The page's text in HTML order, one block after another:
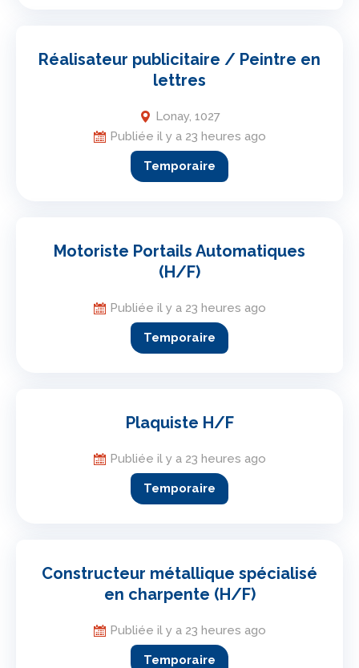
Réalisateur publicitaire / Peintre en
lettres
Lonay, 1027
Publiée il y a 23 heures ago
Temporaire
Motoriste Portails Automatiques
(H/F)
Publiée il y a 23 heures ago
Temporaire
Plaquiste H/F
Publiée il y a 23 heures ago
Temporaire
Constructeur métallique spécialisé
en charpente (H/F)
Publiée il y a 23 heures ago
Temporaire